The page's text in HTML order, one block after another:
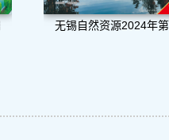
无锡自然资源2024年